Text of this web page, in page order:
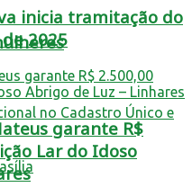
inicia tramitação do
2025
garante R$
Lar do Idoso